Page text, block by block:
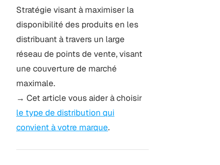
Stratégie visant à maximiser la
disponibilité des produits en les
distribuant à travers un large
réseau de points de vente, visant
une couverture de marché
maximale.
→ Cet article vous aider à choisir
le type de distribution qui
convient à votre marque.